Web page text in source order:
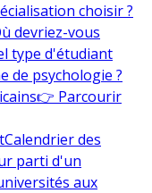
choisir ?
devriez-vous
type d'étudiant
de psychologie ?
👉 Parcourir
Calendrier des
parti d'un
aux